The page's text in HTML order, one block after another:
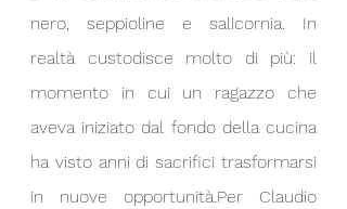
nero, seppioline e salicornia. In
realtà custodisce molto di più: il
momento in cui un ragazzo che
aveva iniziato dal fondo della cucina
ha visto anni di sacrifici trasformarsi
in nuove opportunità.Per Claudio